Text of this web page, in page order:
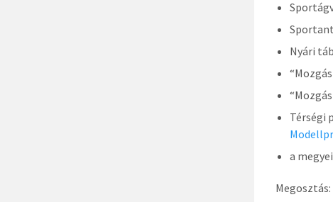
Nyári
Térségi
a
Megosztás: